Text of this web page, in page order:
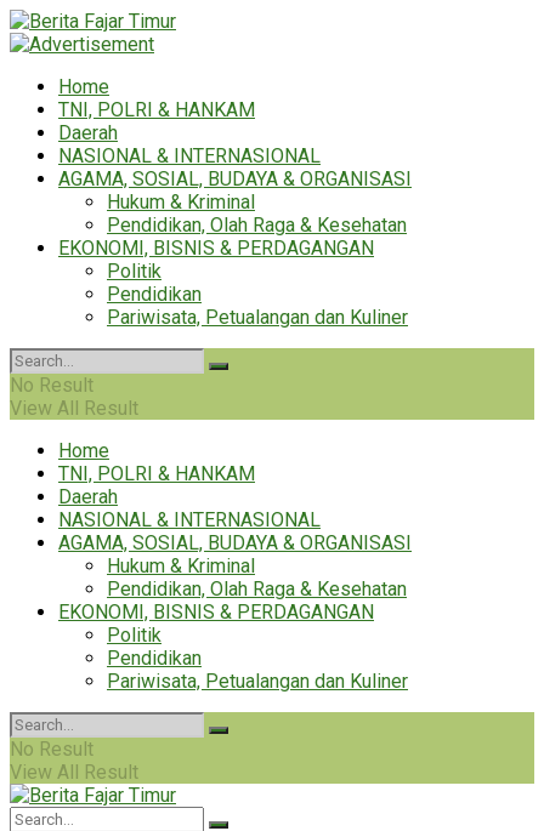
Home
TNI, POLRI & HANKAM
Daerah
NASIONAL & INTERNASIONAL
AGAMA, SOSIAL, BUDAYA & ORGANISASI
Hukum & Kriminal
Pendidikan, Olah Raga & Kesehatan
EKONOMI, BISNIS & PERDAGANGAN
Politik
Pendidikan
Pariwisata, Petualangan dan Kuliner
No Result
View All Result
Home
TNI, POLRI & HANKAM
Daerah
NASIONAL & INTERNASIONAL
AGAMA, SOSIAL, BUDAYA & ORGANISASI
Hukum & Kriminal
Pendidikan, Olah Raga & Kesehatan
EKONOMI, BISNIS & PERDAGANGAN
Politik
Pendidikan
Pariwisata, Petualangan dan Kuliner
No Result
View All Result